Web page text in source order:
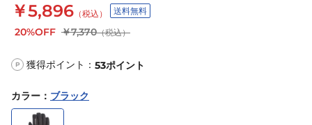
￥5,896 （税込） 送料無料
20%OFF ￥7,370（税込）
P 獲得ポイント： 53ポイント
カラー ： ブラック